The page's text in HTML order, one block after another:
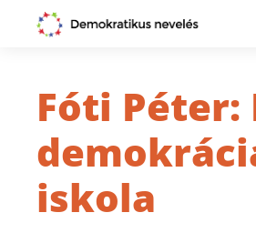
Fóti
iskola